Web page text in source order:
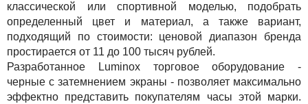
классической или спортивной моделью, подобрать
определенный цвет и материал, а также вариант,
подходящий по стоимости: ценовой диапазон бренда
простирается от 11 до 100 тысяч рублей.
Разработанное Luminox торговое оборудование -
черные с затемнением экраны - позволяет максимально
эффектно представить покупателям часы этой марки.